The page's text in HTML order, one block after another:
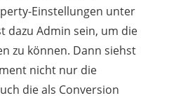
Einstellungen unter
dazu Admin sein, um die
zu können. Dann siehst
nicht nur die
die als Conversion